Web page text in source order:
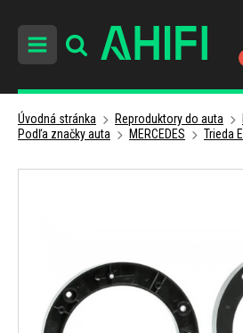
Úvodná stránka Reproduktory do auta
Podľa značky auta
MERCEDES Trieda E